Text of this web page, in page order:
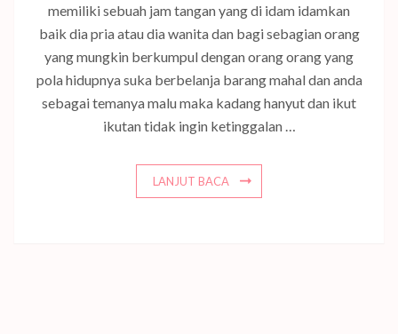
memiliki sebuah jam tangan yang di idam idamkan
baik dia pria atau dia wanita dan bagi sebagian orang
yang mungkin berkumpul dengan orang orang yang
pola hidupnya suka berbelanja barang mahal dan anda
sebagai temanya malu maka kadang hanyut dan ikut
ikutan tidak ingin ketinggalan …
LANJUT BACA